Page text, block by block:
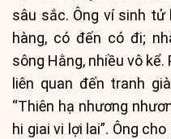
sâu sắc. Ông ví sinh
hàng, có đến có đi;
sông Hằng, nhiều vô
liên quan đến tranh
“Thiên hạ nhương
hi giai vi lợi lai”. Ông